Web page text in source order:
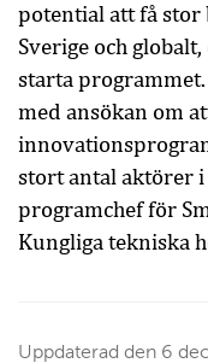
potential att få stor
Sverige och
starta
med ansökan om
stort antal aktörer i
programchef för
Kungliga tekniska
Uppdaterad den 6